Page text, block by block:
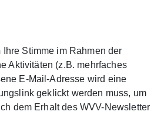
Stimme im Rahmen der
Aktivitäten (z.B. mehrfaches
E-Mail-Adresse wird eine
geklickt werden muss, um
dem Erhalt des WVV-Newsletter